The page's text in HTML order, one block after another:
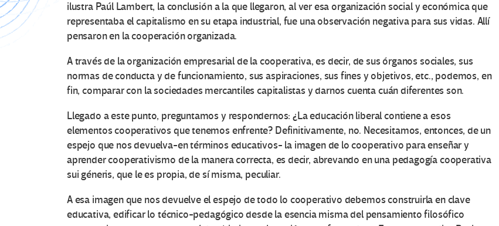
ilustra Paúl Lambert, la conclusión a la que llegaron, al ver esa organización social y económica que
representaba el capitalismo en su etapa industrial, fue una observación negativa para sus vidas. Allí
pensaron en la cooperación organizada.
A través de la organización empresarial de la cooperativa, es decir, de sus órganos sociales, sus
normas de conducta y de funcionamiento, sus aspiraciones, sus fines y objetivos, etc., podemos, en
fin, comparar con la sociedades mercantiles capitalistas y darnos cuenta cuán diferentes son.
Llegado a este punto, preguntamos y respondernos: ¿La educación liberal contiene a esos
elementos cooperativos que tenemos enfrente? Definitivamente, no. Necesitamos, entonces, de un
espejo que nos devuelva-en términos educativos- la imagen de lo cooperativo para enseñar y
aprender cooperativismo de la manera correcta, es decir, abrevando en una pedagogía cooperativa
sui géneris, que le es propia, de sí misma, peculiar.
A esa imagen que nos devuelve el espejo de todo lo cooperativo debemos construirla en clave
educativa, edificar lo técnico-pedagógico desde la esencia misma del pensamiento filosófico